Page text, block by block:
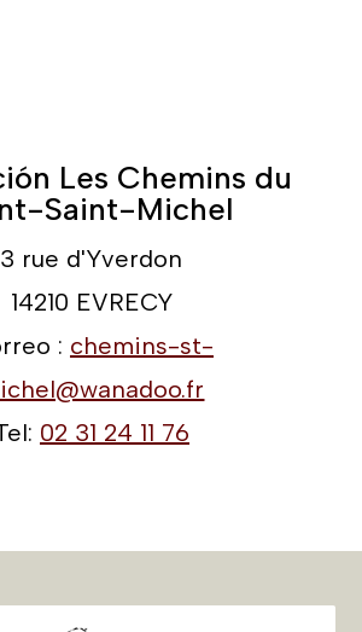
sus reacciones y
prestarles toda nuestra